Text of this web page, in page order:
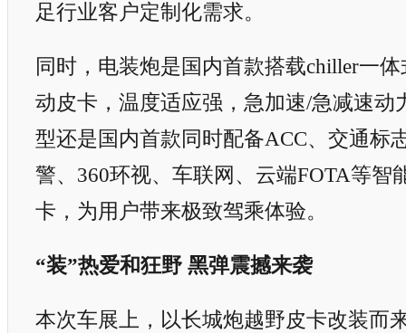
足行业客户定制化需求。
同时，电装炮是国内首款搭载chiller一
动皮卡，温度适应强，急加速/急减速动
型还是国内首款同时配备ACC、交通标
警、360环视、车联网、云端FOTA等智
卡，为用户带来极致驾乘体验。
“装”热爱和狂野 黑弹震撼来袭
本次车展上，以长城炮越野皮卡改装而